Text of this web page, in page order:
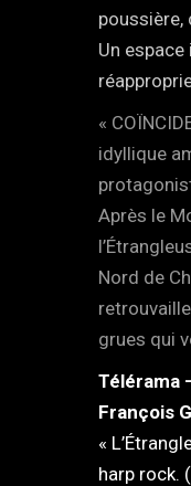
poussière,
Un
«
idyllique
Après le
Nord de
grues qui
Télérama
François
«
harp rock.